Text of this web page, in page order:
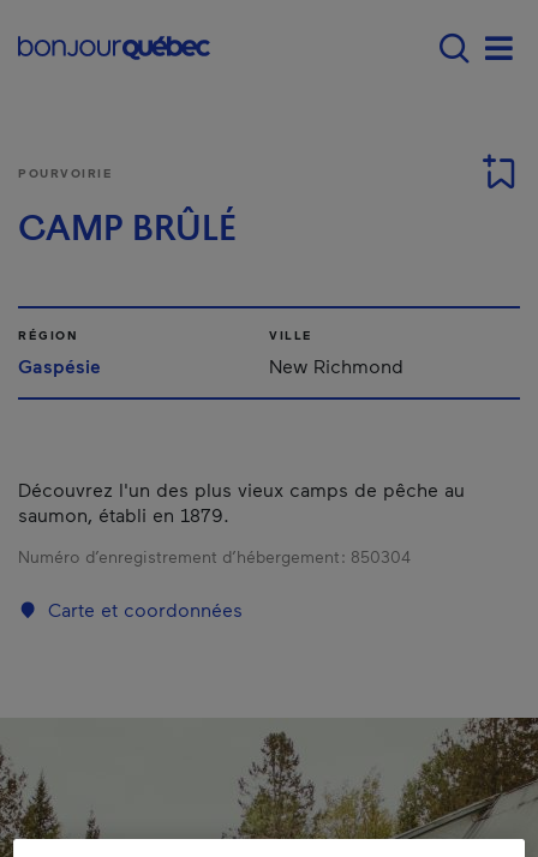
Main navigation -
POURVOIRIE
CAMP BRÛLÉ
RÉGION
Gaspésie
VILLE
New Richmond
Découvrez l'un des plus vieux camps de pêche au
saumon, établi en 1879.
Numéro d’enregistrement d’hébergement : 850304
Carte et coordonnées